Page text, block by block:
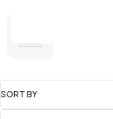
SORT BY